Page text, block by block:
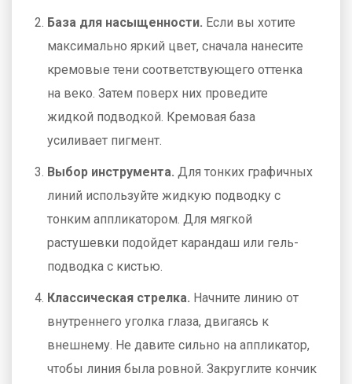
База для насыщенности. Если вы хотите
максимально яркий цвет, сначала нанесите
кремовые тени соответствующего оттенка
на веко. Затем поверх них проведите
жидкой подводкой. Кремовая база
усиливает пигмент.
Выбор инструмента. Для тонких графичных
линий используйте жидкую подводку с
тонким аппликатором. Для мягкой
растушевки подойдет карандаш или гель-
подводка с кистью.
Классическая стрелка. Начните линию от
внутреннего уголка глаза, двигаясь к
внешнему. Не давите сильно на аппликатор,
чтобы линия была ровной. Закруглите кончик